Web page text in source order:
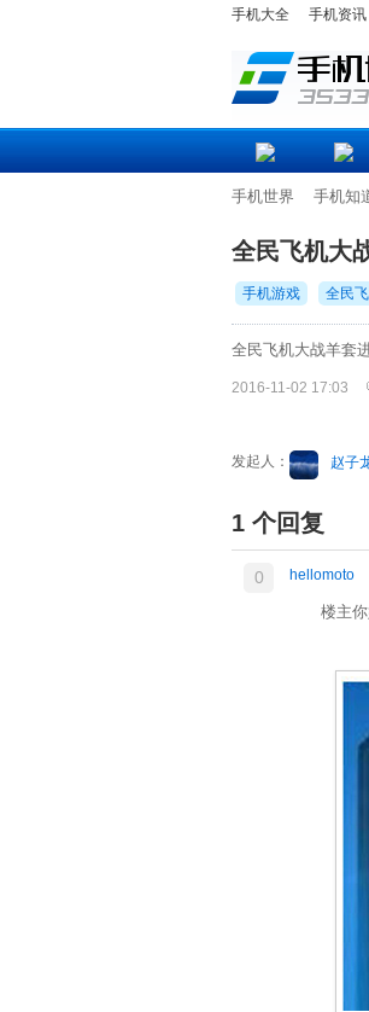
手机大全 手机资讯
手机世界 手机知
全民飞机大
手机游戏 全民
全民飞机大战羊套
2016-11-02 17:03
发起人： 赵子
1 个回复
0 hellomoto
楼主你好